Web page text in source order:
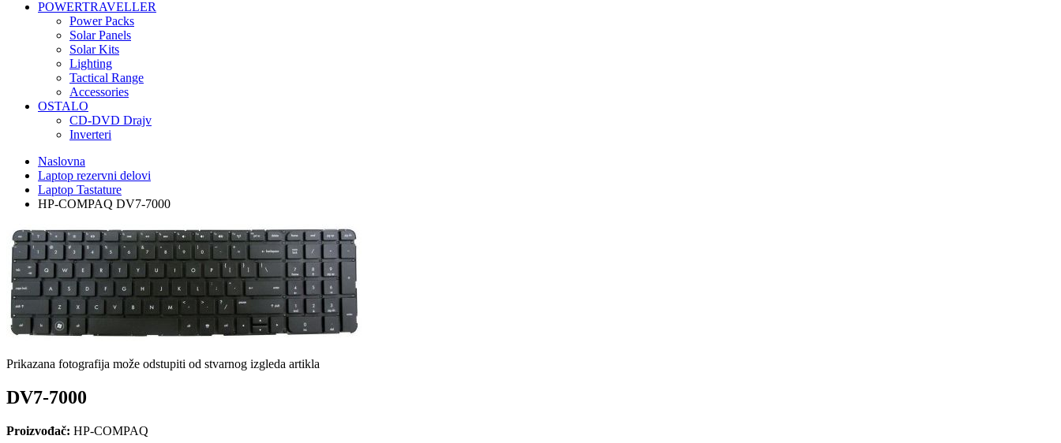
POWERTRAVELLER
Power Packs
Solar Panels
Solar Kits
Lighting
Tactical Range
Accessories
OSTALO
CD-DVD Drajv
Inverteri
Naslovna
Laptop rezervni delovi
Laptop Tastature
HP-COMPAQ DV7-7000
Prikazana fotografija može odstupiti od stvarnog izgleda artikla
DV7-7000
Proizvođač: HP-COMPAQ